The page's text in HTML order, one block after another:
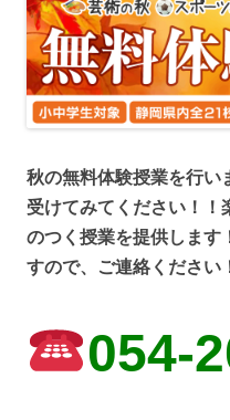
秋の無料体験授業を行い
受けてみてください！！
のつく授業を提供します
すので、ご連絡ください
054-